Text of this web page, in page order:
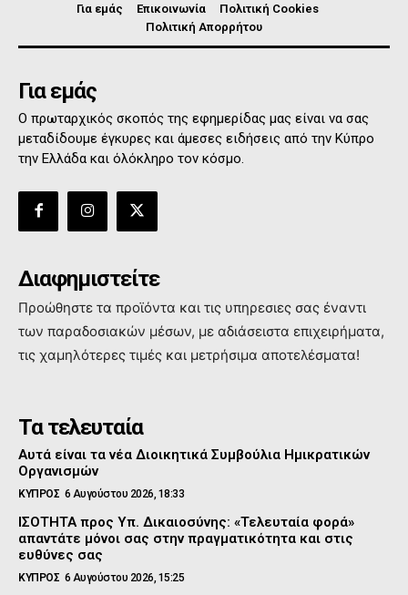
Για εμάς Επικοινωνία
Πολιτική Cookies
Πολιτική Απορρήτου
Για εμάς
Ο πρωταρχικός σκοπός της εφημερίδας μας είναι να σας
μεταδίδουμε έγκυρες και άμεσες ειδήσεις από την Κύπρο
την Ελλάδα και όλόκληρο τον κόσμο.
Διαφημιστείτε
Προώθηστε τα προϊόντα και τις υπηρεσιες σας έναντι
των παραδοσιακών μέσων, με αδιάσειστα επιχειρήματα,
τις χαμηλότερες τιμές και μετρήσιμα αποτελέσματα!
Τα τελευταία
Αυτά είναι τα νέα Διοικητικά Συμβούλια Ημικρατικών
Οργανισμών
ΚΥΠΡΟΣ 6 Αυγούστου 2026, 18:33
ΙΣΟΤΗΤΑ προς Υπ. Δικαιοσύνης: «Τελευταία φορά»
απαντάτε μόνοι σας στην πραγματικότητα και στις
ευθύνες σας
ΚΥΠΡΟΣ 6 Αυγούστου 2026, 15:25